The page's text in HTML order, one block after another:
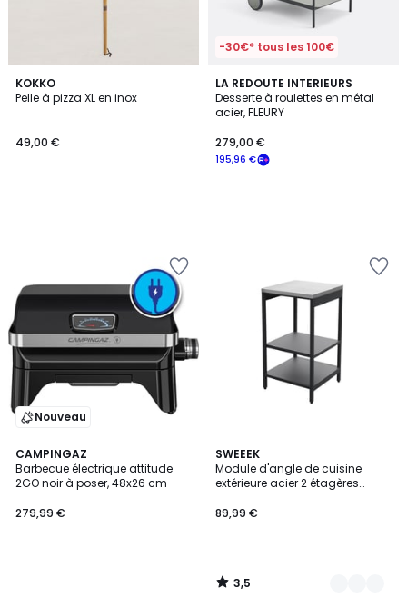
KOKKO
Pelle à pizza XL en inox
49,00 €
-30€* tous les 100€
LA REDOUTE INTERIEURS
Desserte à roulettes en métal
acier, FLEURY
195,96 €
279,00 €
Nouveau
CAMPINGAZ
Barbecue électrique attitude
2GO noir à poser, 48x26 cm
279,99 €
SWEEEK
Module d'angle de cuisine
extérieure acier 2 étagères
89,99 €
3,5
/ 5
4
Couleurs
3,5
/